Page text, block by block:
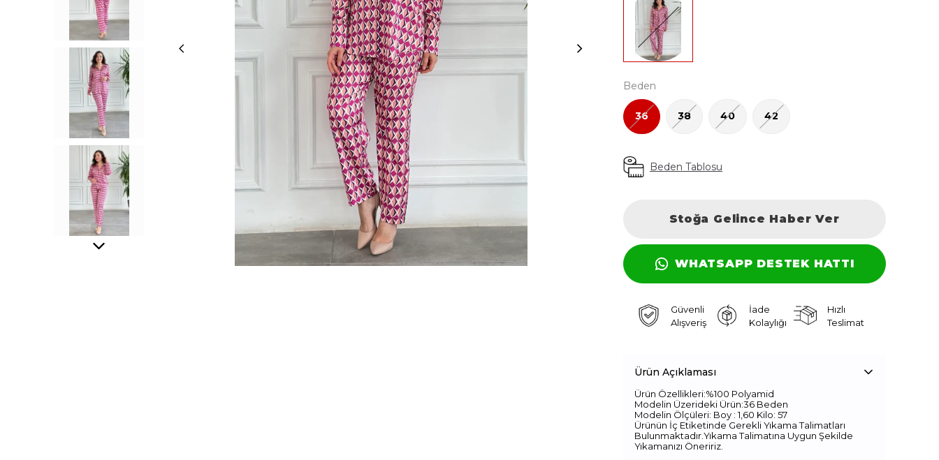
Beden
36 38 40 42
Beden Tablosu
Stoğa Gelince Haber Ver
WHATSAPP DESTEK HATTI
Güvenli
Alışveriş
İade
Kolaylığı
Hızlı
Teslimat
Ürün Açıklaması
Ürün Özellikleri:%100 Polyamid
Modelin Üzerideki Ürün:36 Beden
Modelin Ölçüleri: Boy : 1,60 Kilo: 57
Ürünün İç Etiketinde Gerekli Yıkama Talimatları
Bulunmaktadır.Yıkama Talimatına Uygun Şekilde
Yıkamanızı Öneririz.